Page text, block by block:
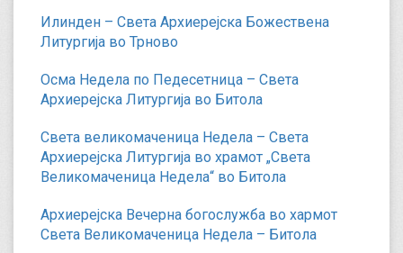
Илинден – Света Архиерејска Божествена
Литургија во Трново
Осма Недела по Педесетница – Света
Архиерејска Литургија во Битола
Света великомаченица Недела – Света
Архиерејска Литургија во храмот „Света
Великомаченица Недела“ во Битола
Архиерејска Вечерна богослужба во хармот
Света Великомаченица Недела – Битола